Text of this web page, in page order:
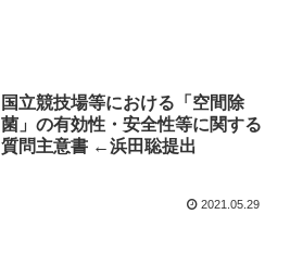
国立競技場等における「空間除
菌」の有効性・安全性等に関する
質問主意書 ←浜田聡提出
2021.05.29